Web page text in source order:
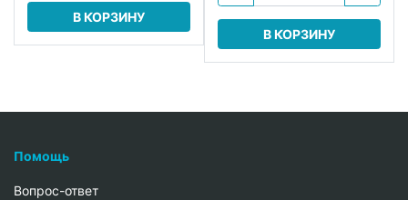
В КОРЗИНУ
В КОРЗИНУ
Помощь
Вопрос-ответ